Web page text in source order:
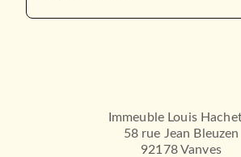
Immeuble Louis
58 rue Jean Bleuzen
92178 Vanves